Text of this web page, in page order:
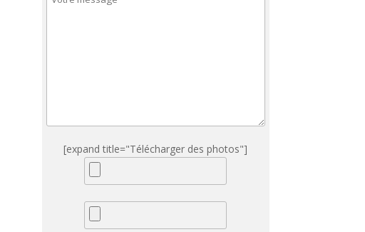
[expand title="Télécharger des photos"]